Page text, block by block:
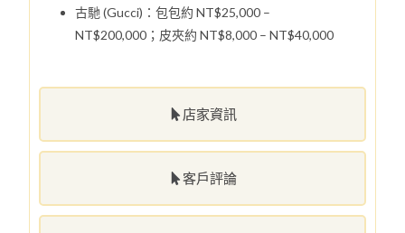
店家資訊
客戶評論
古馳 (Gucci)：包包約 NT$25,000 –
NT$200,000；皮夾約 NT$8,000 – NT$40,000